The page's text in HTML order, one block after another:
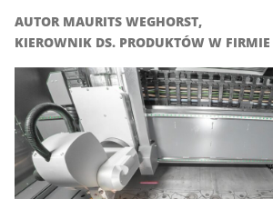
AUTOR MAURITS WEGHORST,
KIEROWNIK DS. PRODUKTÓW W